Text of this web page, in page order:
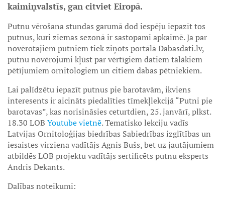
kaimiņvalstīs, gan citviet Eiropā.
Putnu vērošana stundas garumā dod iespēju iepazīt tos
putnus, kuri ziemas sezonā ir sastopami apkaimē. Ja par
novērotajiem putniem tiek ziņots portālā Dabasdati.lv,
putnu novērojumi kļūst par vērtīgiem datiem tālākiem
pētījumiem ornitologiem un citiem dabas pētniekiem.
Lai palīdzētu iepazīt putnus pie barotavām, ikviens
interesents ir aicināts piedalīties tīmekļlekcijā “Putni pie
barotavas”, kas norisināsies ceturtdien, 25. janvārī, plkst.
18.30 LOB Youtube vietnē. Tematisko lekciju vadīs
Latvijas Ornitoloģijas biedrības Sabiedrības izglītības un
iesaistes virziena vadītājs Agnis Bušs, bet uz jautājumiem
atbildēs LOB projektu vadītājs sertificēts putnu eksperts
Andris Dekants.
Dalības noteikumi: